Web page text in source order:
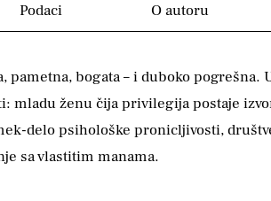
Podaci O autoru
pametna, bogata – i duboko
mladu ženu čija privilegija postaje
delo psihološke pronicljivosti,
sa vlastitim manama.